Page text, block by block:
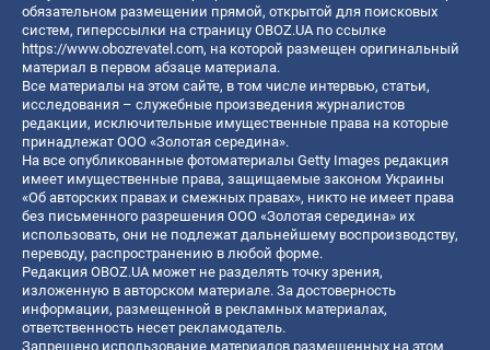
обязательном размещении прямой, открытой для поисковых
систем, гиперссылки на страницу OBOZ.UA по ссылке
https://www.obozrevatel.com, на которой размещен оригинальный
материал в первом абзаце материала.
Все материалы на этом сайте, в том числе интервью, статьи,
исследования – служебные произведения журналистов
редакции, исключительные имущественные права на которые
принадлежат ООО «Золотая середина».
На все опубликованные фотоматериалы Getty Images редакция
имеет имущественные права, защищаемые законом Украины
«Об авторских правах и смежных правах», никто не имеет права
без письменного разрешения ООО «Золотая середина» их
использовать, они не подлежат дальнейшему воспроизводству,
переводу, распространению в любой форме.
Редакция OBOZ.UA может не разделять точку зрения,
изложенную в авторском материале. За достоверность
информации, размещенной в рекламных материалах,
ответственность несет рекламодатель.
Запрещено использование материалов размещенных на этом